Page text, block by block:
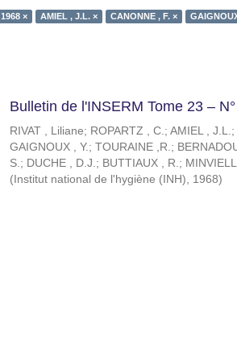
1968 × AMIEL , J.L. × CANONNE , F. ×
Bulletin de l'INSERM Tome 23 –
RIVAT , Liliane; ROPARTZ , C.; AMIEL , J.L.;
GAIGNOUX , Y.; TOURAINE ,R.;
S.; DUCHE , D.J.; BUTTIAUX , R.;
(Institut national de l'hygiène (INH), 1968)